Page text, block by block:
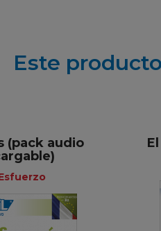
Este
(pack audio
+